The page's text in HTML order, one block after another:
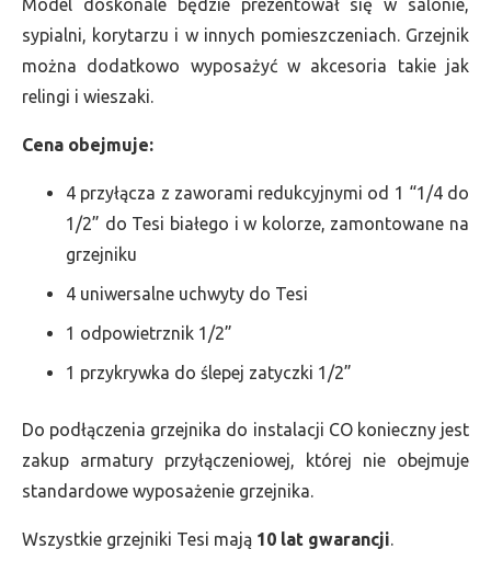
Model doskonale będzie prezentował się w salonie,
sypialni, korytarzu i w innych pomieszczeniach. Grzejnik
można dodatkowo wyposażyć w akcesoria takie jak
relingi i wieszaki.
Cena obejmuje:
4 przyłącza z zaworami redukcyjnymi od 1 “1/4 do
1/2” do Tesi białego i w kolorze, zamontowane na
grzejniku
4 uniwersalne uchwyty do Tesi
1 odpowietrznik 1/2”
1 przykrywka do ślepej zatyczki 1/2”
Do podłączenia grzejnika do instalacji CO konieczny jest
zakup armatury przyłączeniowej, której nie obejmuje
standardowe wyposażenie grzejnika.
Wszystkie grzejniki Tesi mają 10 lat gwarancji.